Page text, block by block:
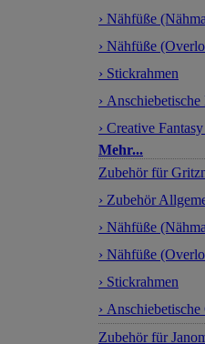
› Nähfüße
› Nähfüße
› Stickrahmen
›
› Creative
Mehr...
Zubehör für
› Zubehör
› Nähfüße
› Nähfüße
› Stickrahmen
›
Zubehör für